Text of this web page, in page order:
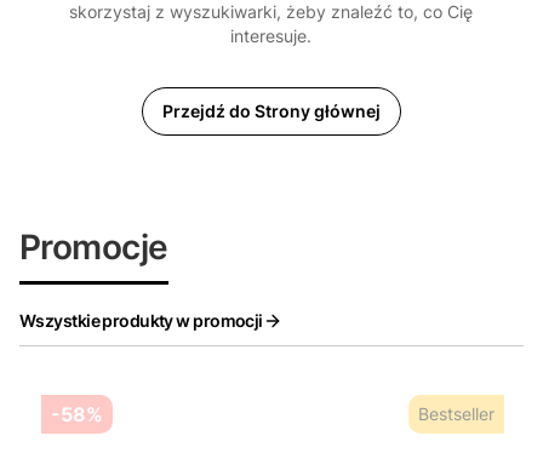
skorzystaj z wyszukiwarki, żeby znaleźć to, co Cię
interesuje.
Przejdź do Strony głównej
Promocje
Wszystkie produkty w promocji
-58% Bestseller